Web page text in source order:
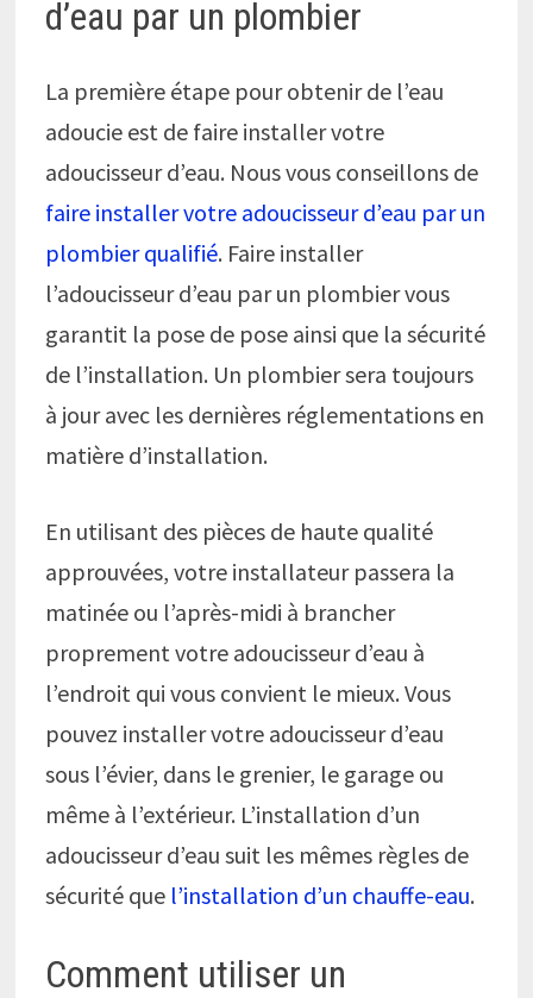
d’eau par un plombier
La première étape pour obtenir de l’eau
adoucie est de faire installer votre
adoucisseur d’eau. Nous vous conseillons de
faire installer votre adoucisseur d’eau par un
plombier qualifié. Faire installer
l’adoucisseur d’eau par un plombier vous
garantit la pose de pose ainsi que la sécurité
de l’installation. Un plombier sera toujours
à jour avec les dernières réglementations en
matière d’installation.
En utilisant des pièces de haute qualité
approuvées, votre installateur passera la
matinée ou l’après-midi à brancher
proprement votre adoucisseur d’eau à
l’endroit qui vous convient le mieux. Vous
pouvez installer votre adoucisseur d’eau
sous l’évier, dans le grenier, le garage ou
même à l’extérieur. L’installation d’un
adoucisseur d’eau suit les mêmes règles de
sécurité que l’installation d’un chauffe-eau.
Comment utiliser un